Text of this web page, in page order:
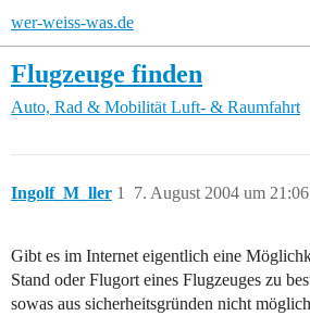
wer-weiss-was.de
Flugzeuge finden
Auto, Rad & Mobilität Luft- & Raumfahrt
Ingolf_M_ller 7. August 2004 um 21:06
1
Gibt es im Internet eigentlich eine
Stand oder Flugort eines Flugzeuges zu
sowas aus sicherheitsgründen nicht